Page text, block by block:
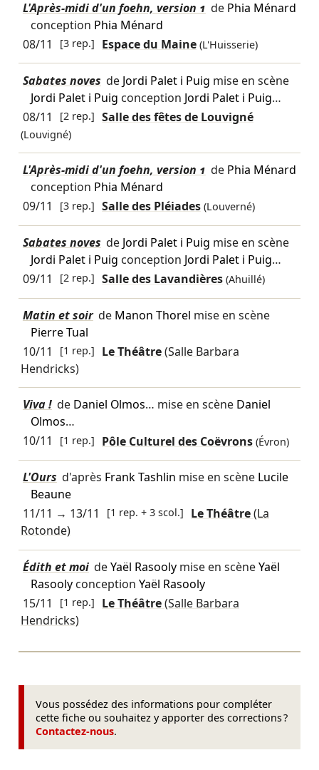
L'Après-midi d'un foehn, version 1 de Phia Ménard
conception Phia Ménard
08/11
[3 rep.] Espace du Maine (L'Huisserie)
Sabates noves de Jordi Palet i Puig mise en scène
Jordi Palet i Puig conception Jordi Palet i Puig…
08/11
[2 rep.] Salle des fêtes de Louvigné
(Louvigné)
L'Après-midi d'un foehn, version 1 de Phia Ménard
conception Phia Ménard
09/11
[3 rep.] Salle des Pléiades (Louverné)
Sabates noves de Jordi Palet i Puig mise en scène
Jordi Palet i Puig conception Jordi Palet i Puig…
09/11
[2 rep.] Salle des Lavandières (Ahuillé)
Matin et soir de Manon Thorel mise en scène
Pierre Tual
10/11
[1 rep.] Le Théâtre(Salle Barbara
Hendricks)
Viva ! de Daniel Olmos… mise en scène Daniel
Olmos…
10/11
[1 rep.] Pôle Culturel des Coëvrons (Évron)
L'Ours d'après Frank Tashlin mise en scène Lucile
Beaune
11/11 → 13/11 [1 rep. + 3 scol.] Le Théâtre(La
Rotonde)
Édith et moi deYaël Rasoolymise en scèneYaël
Rasoolyconception Yaël Rasooly
15/11
[1 rep.] Le Théâtre(Salle Barbara
Hendricks)
Vous possédez des informations pour compléter
cette fiche ou souhaitez y apporter des corrections ?
Contactez-nous.